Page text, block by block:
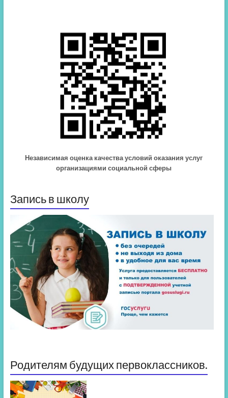
Независимая оценка качества условий оказания услуг
организациями социальной сферы
Запись в школу
Родителям будущих первоклассников.